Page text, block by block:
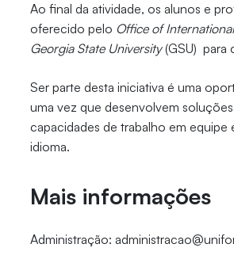
Ao final da atividade, os alunos e
oferecido pelo Office of
Georgia State University(GSU) para
Ser parte desta iniciativa é uma
uma vez que desenvolvem
capacidades de trabalho em
idioma.
Mais informações
Administração: